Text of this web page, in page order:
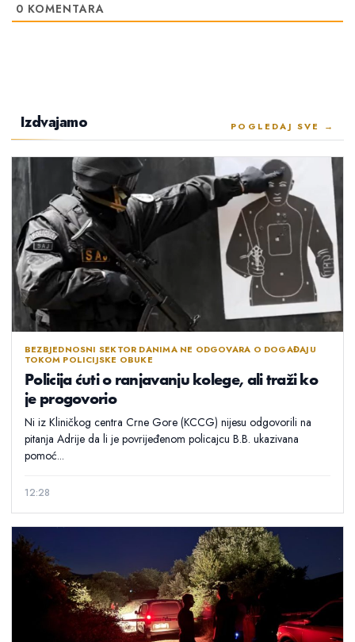
0 KOMENTARA
Izdvajamo POGLEDAJ SVE →
BEZBJEDNOSNI SEKTOR DANIMA NE ODGOVARA O DOGAĐAJU
TOKOM POLICIJSKE OBUKE
Policija ćuti o ranjavanju kolege, ali traži ko
je progovorio
Ni iz Kliničkog centra Crne Gore (KCCG) nijesu odgovorili na
pitanja Adrije da li je povrijeđenom policajcu B.B. ukazivana
pomoć...
12:28